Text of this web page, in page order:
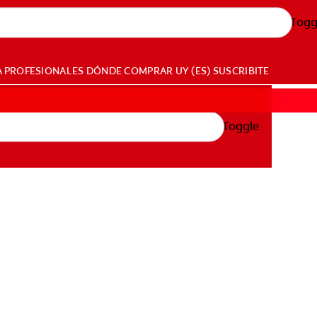
PROFESIONALES DÓNDE COMPRAR UY (ES) SUSCRIBITE
Toggle